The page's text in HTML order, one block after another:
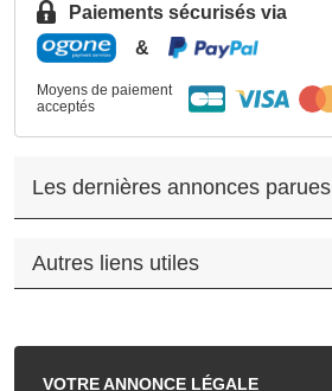
VOTREANNONCE LÉGALE
Paiements sécurisés via
&
Moyens de paiement
acceptés
Les dernières annonces parues
Autres liens utiles
.